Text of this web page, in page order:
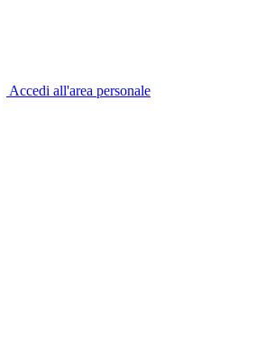
Accedi all'area personale